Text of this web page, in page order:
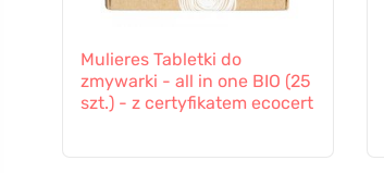
Mulieres Tabletki do
zmywarki - all in one BIO (25
szt.) - z certyfikatem ecocert